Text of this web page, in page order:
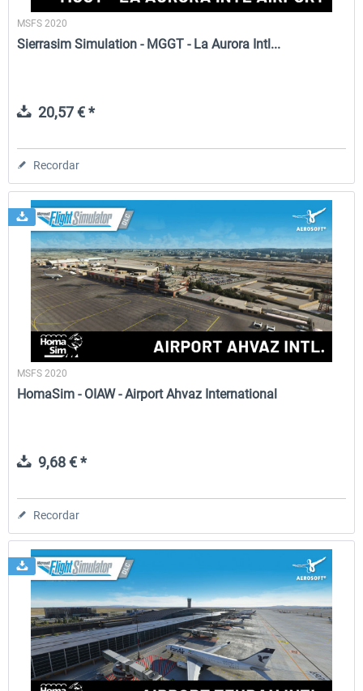
MSFS 2020
Sierrasim Simulation - MGGT - La Aurora Intl...
20,57 € *
Recordar
MSFS 2020
HomaSim - OIAW - Airport Ahvaz International
9,68 € *
Recordar